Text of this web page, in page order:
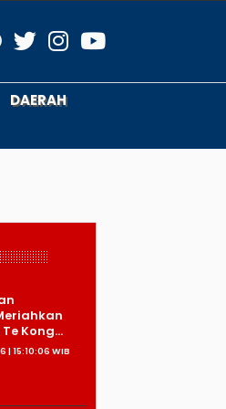
DAERAH
Kong...
| 15:10:06 WIB